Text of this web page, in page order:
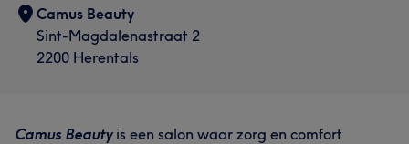
Camus Beauty
Sint-Magdalenastraat 2
2200 Herentals
Camus Beauty is een salon waar zorg en comfort